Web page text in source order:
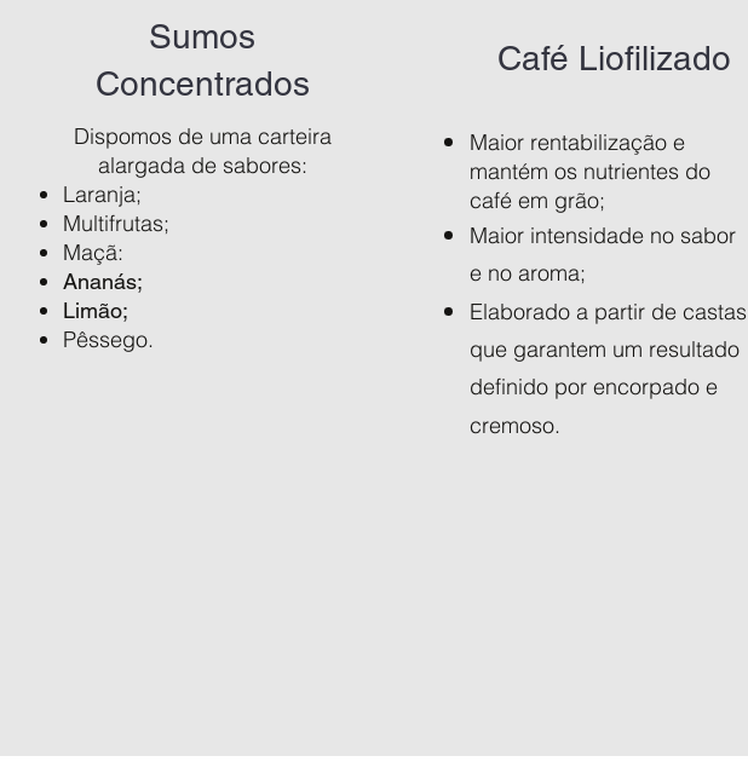
Sumos
Concentrados
Dispomos de uma carteira
alargada de sabores:
Laranja;
Multifrutas;
​Maçã:
Ananás;
Limão;
​Pêssego.
Café Liofilizado
Maior rentabilização e
mantém os nutrientes do
café em grão;
Maior intensidade no sabor
e no aroma;
Elaborado a partir de castas
que garantem um resultado
definido por encorpado e
cremoso.